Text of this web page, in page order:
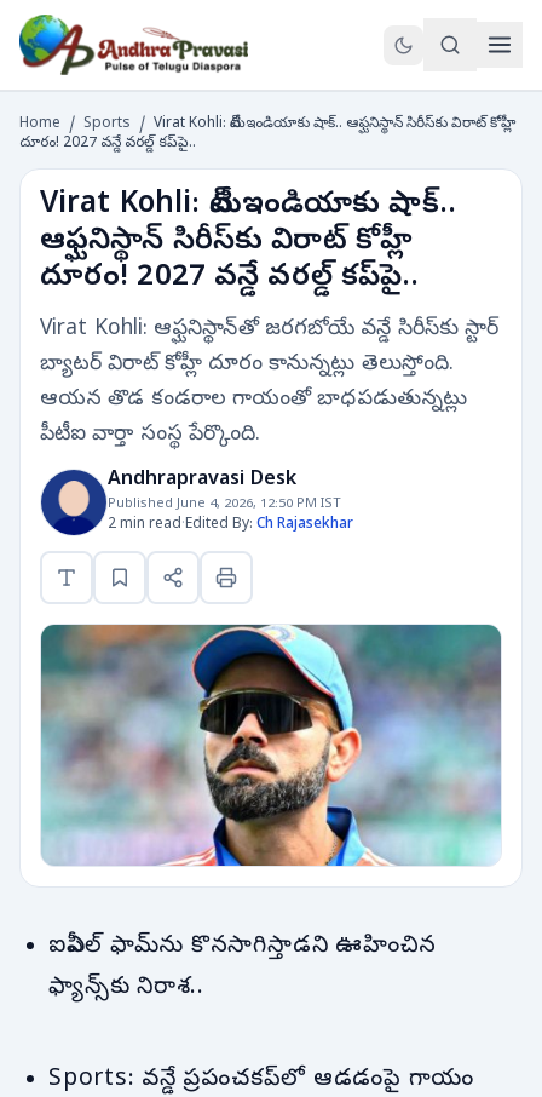
Home / Sports / Virat Kohli: టీమ్‌ఇండియాకు షాక్.. ఆఫ్ఘనిస్థాన్‌ సిరీస్‌కు విరాట్ కోహ్లీ
దూరం! 2027 వన్డే వరల్డ్ కప్‌పై..
Virat Kohli: టీమ్‌ఇండియాకు షాక్..
ఆఫ్ఘనిస్థాన్‌ సిరీస్‌కు విరాట్ కోహ్లీ
దూరం! 2027 వన్డే వరల్డ్ కప్‌పై..
Virat Kohli: ఆఫ్ఘనిస్థాన్‌తో జరగబోయే వన్డే సిరీస్‌కు స్టార్
బ్యాటర్ విరాట్ కోహ్లీ దూరం కానున్నట్లు తెలుస్తోంది.
ఆయన తొడ కండరాల గాయంతో బాధపడుతున్నట్లు
పీటీఐ వార్తా సంస్థ పేర్కొంది.
Andhrapravasi Desk
Published June 4, 2026, 12:50 PM IST
2 min read·Edited By: Ch Rajasekhar
ఐపీఎల్‌ ఫామ్‌ను కొనసాగిస్తాడని ఊహించిన
ఫ్యాన్స్‌కు నిరాశ..
Sports: వన్డే ప్రపంచకప్‌లో ఆడడంపై గాయం